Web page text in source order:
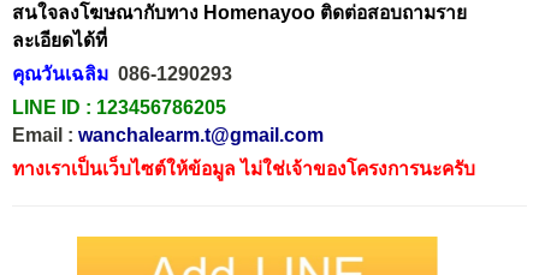
สนใจลงโฆษณากับทาง Homenayoo ติดต่อสอบถามราย
ละเอียดได้ที่
คุณวันเฉลิม 086-1290293
LINE ID : 123456786205
Email : wanchalearm.t@gmail.com
ทางเราเป็นเว็บไซต์ให้ข้อมูล ไม่ใช่เจ้าของโครงการนะครับ